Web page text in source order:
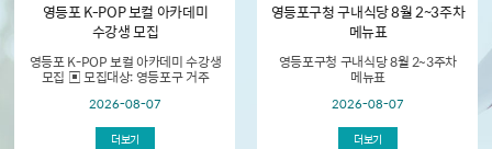
영등포 K-POP 보컬 아카데미
수강생 모집
영등포 K-POP 보컬 아카데미 수강생
모집 ▣ 모집대상: 영등포구 거주
8. 18.(화) 09:00 ~ 선착순 접수 ▣
교육개...
2026-08-07
더보기
영등포구청 구내식당 8월 2~3주차
메뉴표
영등포구청 구내식당 8월 2~3주차
메뉴표
2026-08-07
더보기